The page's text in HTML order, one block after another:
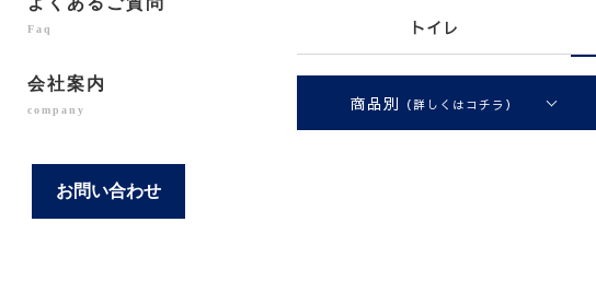
Faq
会社案内
company
お問い合わせ
トイレ
商品別 （詳しくはコチラ）